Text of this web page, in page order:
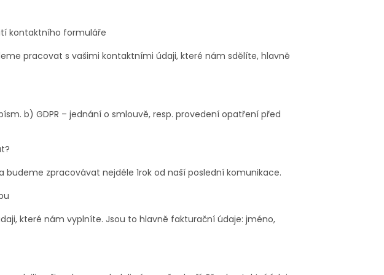
kontaktního formuláře
pracovat s vašimi kontaktními údaji, které nám sdělíte, hlavně
b) GDPR – jednání o smlouvě, resp. provedení opatření před
budeme zpracovávat nejdéle 1rok od naší poslední komunikace.
které nám vyplníte. Jsou to hlavně fakturační údaje: jméno,